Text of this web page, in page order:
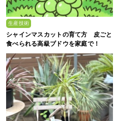
生産技術
シャインマスカットの育て方 皮ごと
食べられる高級ブドウを家庭で！